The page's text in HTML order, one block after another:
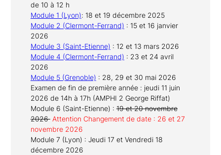
de 10 à 12 h
Module 1 (Lyon): 18 et 19 décembre 2025
Module 2 (Clermont-Ferrand) : 15 et 16 janvier
2026
Module 3 (Saint-Etienne) : 12 et 13 mars 2026
Module 4 (Clermont-Ferrand) : 23 et 24 avril
2026
Module 5 (Grenoble) : 28, 29 et 30 mai 2026
Examen de fin de première année : jeudi 11 juin
2026 de 14h à 17h (AMPHI 2 George Riffat)
Module 6 (Saint-Etienne) :19 et 20 novembre
2026 Attention Changement de date : 26 et 27
novembre 2026
Module 7 (Lyon) : Jeudi 17 et Vendredi 18
décembre 2026